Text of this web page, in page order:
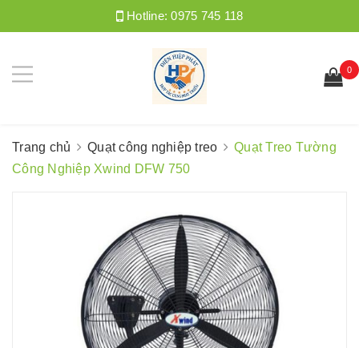
Hotline:0975 745 118
0
Trang chủ Quạt công nghiệp treo
Quạt Treo Tường
Công Nghiệp Xwind DFW 750